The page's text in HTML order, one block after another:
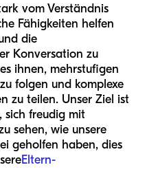
vom Verständnis
Fähigkeiten helfen
die
Konversation zu
ihnen, mehrstufigen
folgen und komplexe
zu teilen. Unser Ziel ist
sich freudig mit
sehen, wie unsere
geholfen haben, dies
Eltern-